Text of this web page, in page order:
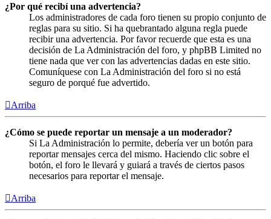
¿Por qué recibí una advertencia?
Los administradores de cada foro tienen su propio conjunto de
reglas para su sitio. Si ha quebrantado alguna regla puede
recibir una advertencia. Por favor recuerde que esta es una
decisión de La Administración del foro, y phpBB Limited no
tiene nada que ver con las advertencias dadas en este sitio.
Comuníquese con La Administración del foro si no está
seguro de porqué fue advertido.
Arriba
¿Cómo se puede reportar un mensaje a un moderador?
Si La Administración lo permite, debería ver un botón para
reportar mensajes cerca del mismo. Haciendo clic sobre el
botón, el foro le llevará y guiará a través de ciertos pasos
necesarios para reportar el mensaje.
Arriba